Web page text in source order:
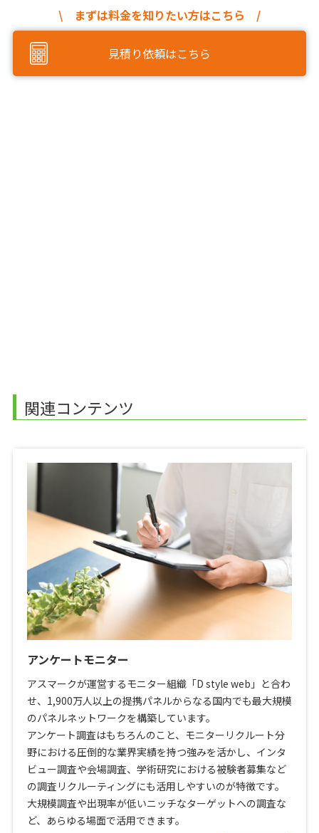
\ まずは料金を知りたい方はこちら /
見積り依頼はこちら
関連コンテンツ
アンケートモニター
アスマークが運営するモニター組織「D style web」と合わ
せ、1,900万人以上の提携パネルからなる国内でも最大規模
のパネルネットワークを構築しています。
アンケート調査はもちろんのこと、モニターリクルート分
野における圧倒的な業界実績を持つ強みを活かし、インタ
ビュー調査や会場調査、学術研究における被験者募集など
の調査リクルーティングにも活用しやすいのが特徴です。
大規模調査や出現率が低いニッチなターゲットへの調査な
ど、あらゆる場面で活用できます。